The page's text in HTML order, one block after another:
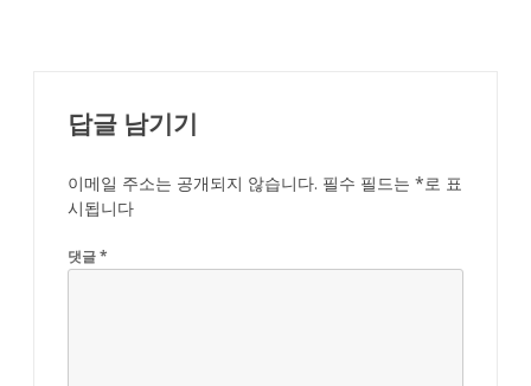
답글 남기기
이메일 주소는 공개되지 않습니다. 필수 필드는 *로 표
시됩니다
댓글*